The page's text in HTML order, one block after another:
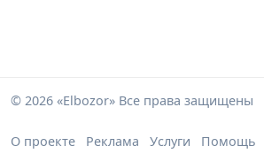
© 2026 «Elbozor» Все права защищены
О проекте Реклама Услуги Помощь